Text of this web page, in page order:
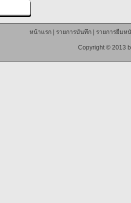
หน้าแรก| รายการบันทึก| รายการยืมห
Copyright © 2013